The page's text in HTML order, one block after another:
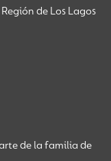
de Los Lagos
de la familia de